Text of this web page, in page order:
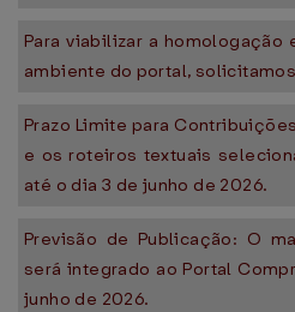
Para viabilizar a
ambiente do portal,
Prazo Limite para
e os roteiros textuais
até o dia 3 de junho de 2026.
Previsão de Publicação: O
será integrado ao Portal
junho de 2026.